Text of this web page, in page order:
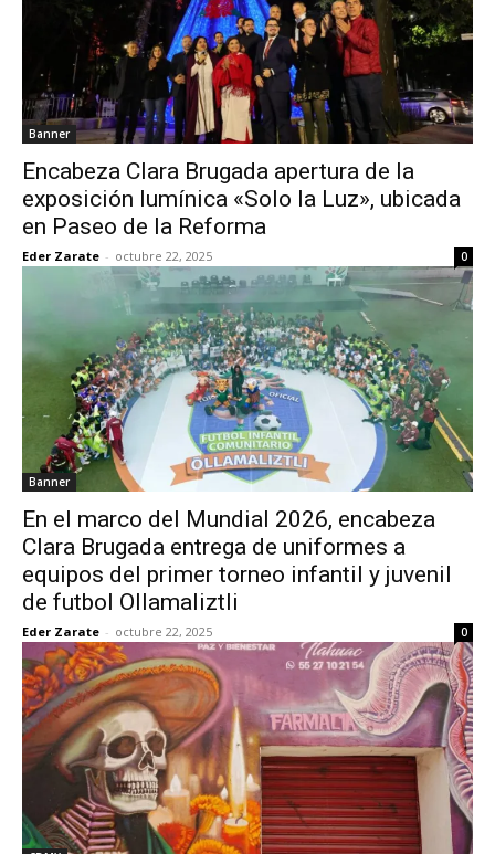
Banner
Encabeza Clara Brugada apertura de la
exposición lumínica «Solo la Luz», ubicada
en Paseo de la Reforma
Eder Zarate - octubre 22, 2025 0
Banner
En el marco del Mundial 2026, encabeza
Clara Brugada entrega de uniformes a
equipos del primer torneo infantil y juvenil
de futbol Ollamaliztli
Eder Zarate - octubre 22, 2025 0